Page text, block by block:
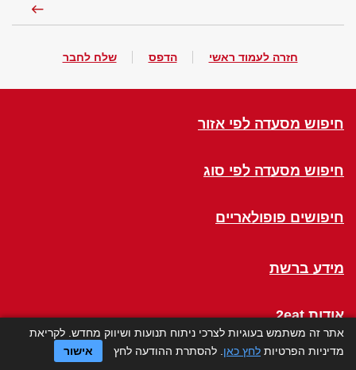
חזרה לעמוד ראשי הדפס שלח לחבר
חיפוש מסעדה לפי אזור
חיפוש מסעדה לפי סוג
חיפושים פופולאריים
מידע ברשת
אודות 2eat
Click a Table
אתר זה משתמש בעוגיות לצרכי ניתוח תנועות ושיווק מחדש. לקריאת
מדיניות הפרטיות לחץ כאן . להסתרת ההודעה לחץ אישור